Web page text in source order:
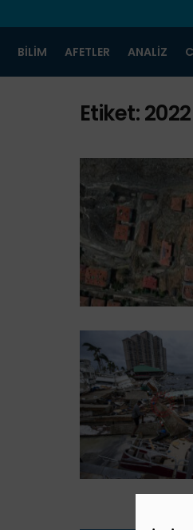
BILIM AFETLER ANALIZ
Etiket:2022